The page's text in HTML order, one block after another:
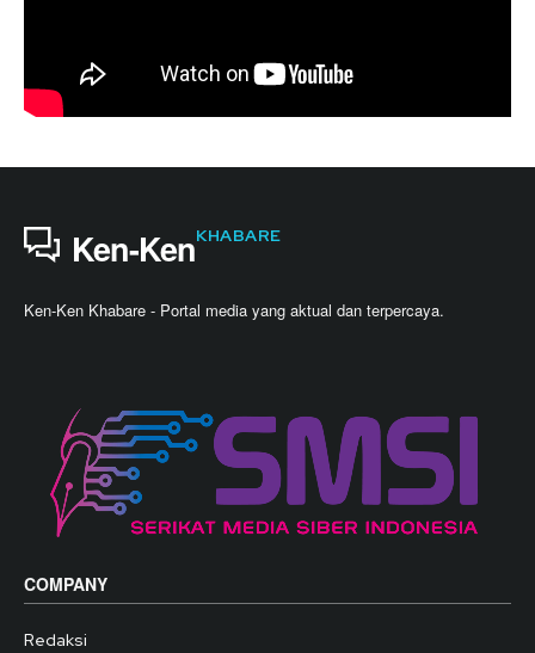
Ken-KenKHABARE
Ken-Ken Khabare - Portal media yang aktual dan terpercaya.
COMPANY
Redaksi